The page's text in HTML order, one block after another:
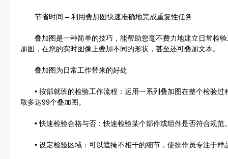
节省时间 – 利用叠加图快速准确地完成重复性任务
叠加图是一种简单的技巧，能帮助您毫不费力地建立日常检验
加图，在您的实时图像上叠加不同的形状，甚至还可叠加文本。
叠加图为日常工作带来的好处
• 按部就班的检验工作流程：运用一系列叠加图在整个检验过
取多达99个叠加图。
• 快速检验合格与否：快速检验某个部件或组件是否符合规范
• 设定检验区域：可以遮掩不相干的细节，使操作员专注于样